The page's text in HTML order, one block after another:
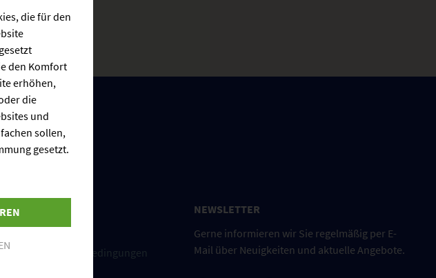
und Zahlungsbedingungen
NEWSLETTER
Gerne informieren wir Sie regelmäßig per E-
Mail über Neuigkeiten und aktuelle Angebote.
die für den
den Komfort
erhöhen,
die
und
sollen,
gesetzt.